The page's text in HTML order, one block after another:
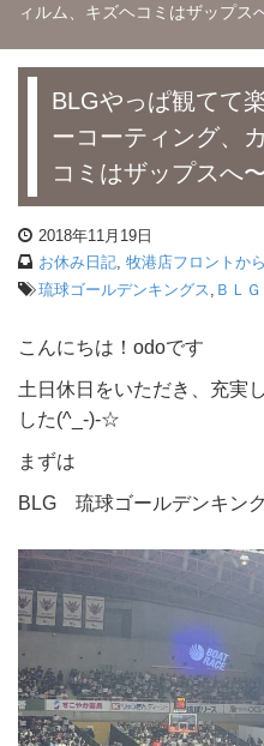
ィルム、キズヘコミはザップス
BLGやっぱ観て
ーコーティング、
コミはザップスへ
2018年11月19日
お休み日記 牧港店フロントから
琉球ゴールデンキングス ＢＬＧ
こんにちは！odoです
土日休日をいただき、充実
した(^_-)-☆
まずは
BLG 琉球ゴールデンキン